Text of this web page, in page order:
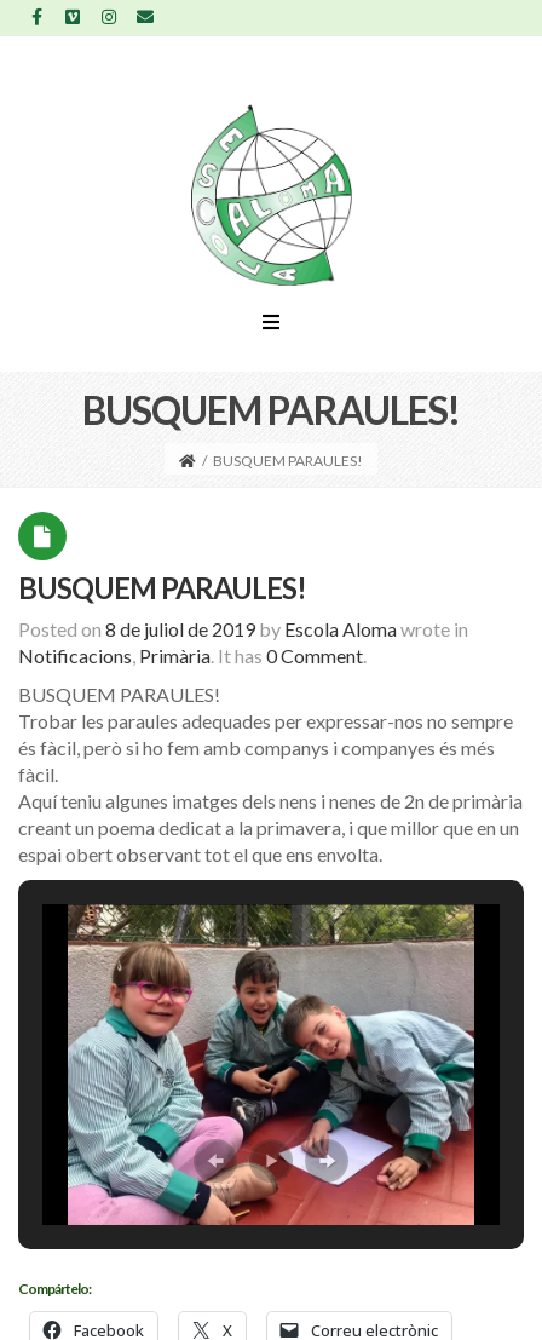
BUSQUEM PARAULES!
/ BUSQUEM PARAULES!
BUSQUEM PARAULES!
Posted on 8 de juliol de 2019 by Escola Alomawrote in
Notificacions, Primària. It has 0 Comment.
BUSQUEM PARAULES!
Trobar les paraules adequades per expressar-nos no sempre
és fàcil, però si ho fem amb companys i companyes és més
fàcil.
Aquí teniu algunes imatges dels nens i nenes de 2n de primària
creant un poema dedicat a la primavera, i que millor que en un
espai obert observant tot el que ens envolta.
Compártelo:
Facebook X Correu electrònic